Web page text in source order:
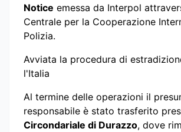
Notice emessa da Interpol
Centrale per la Cooperazione
Polizia.
Avviata la procedura di
l'Italia
Al termine delle operazioni il
responsabile è stato trasferito
Circondariale di Durazzo, dove